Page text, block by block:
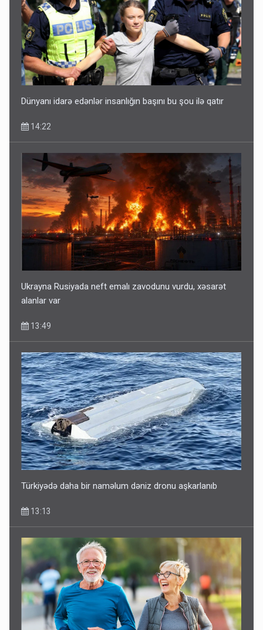
Dünyanı idarə edənlər insanlığın başını bu şou ilə qatır
14:22
Ukrayna Rusiyada neft emalı zavodunu vurdu, xəsarət
alanlar var
13:49
Türkiyədə daha bir naməlum dəniz dronu aşkarlanıb
13:13